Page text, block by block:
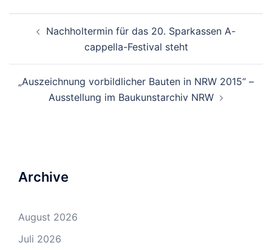
Navigation
Nachholtermin für das 20. Sparkassen A-
cappella-Festival steht
„Auszeichnung vorbildlicher Bauten in NRW 2015“ –
Ausstellung im Baukunstarchiv NRW
Archive
August 2026
Juli 2026